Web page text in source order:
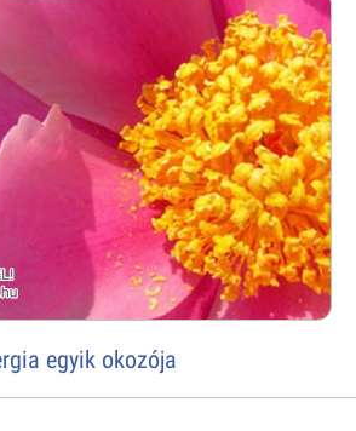
egyik okozója